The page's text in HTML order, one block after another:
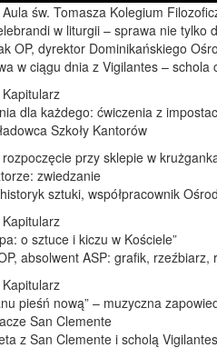
św. Tomasza Kolegium
w liturgii – sprawa nie tylko
OP, dyrektor Dominikańskiego
w ciągu dnia z Vigilantes – schola
dla każdego: ćwiczenia z
Szkoły Kantorów
przy sklepie w
zwiedzanie
sztuki, współpracownik
o sztuce i kiczu w Kościele”
absolwent ASP: grafik, rzeźbiarz,
pieśń nową” – muzyczna
San Clemente
z San Clemente i scholą Vigilantes